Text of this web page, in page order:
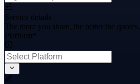
Service details
The more you share, the better the quotes.
Platform